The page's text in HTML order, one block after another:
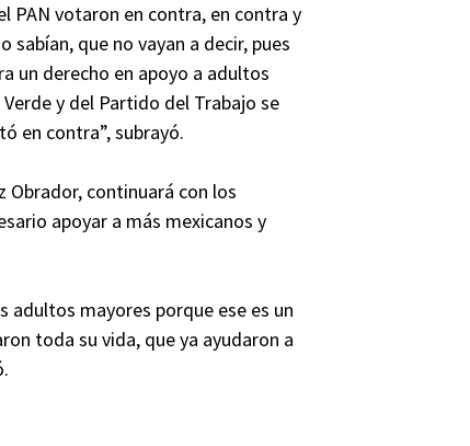
PAN votaron en contra, en contra y
sabían, que no vayan a decir, pues
un derecho en apoyo a adultos
y del Partido del Trabajo se
en contra”, subrayó.
Obrador, continuará con los
apoyar a más mexicanos y
adultos mayores porque ese es un
toda su vida, que ya ayudaron a